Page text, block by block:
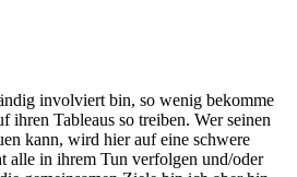
involviert bin, so wenig bekomme
ihren Tableaus so treiben. Wer seinen
kann, wird hier auf eine schwere
alle in ihrem Tun verfolgen und/oder